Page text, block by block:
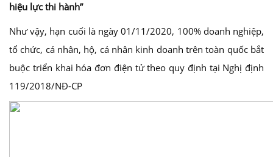
hiệu lực thi hành”
Như vậy, hạn cuối là ngày 01/11/2020, 100% doanh nghiệp,
tổ chức, cá nhân, hộ, cá nhân kinh doanh trên toàn quốc bắt
buộc triển khai hóa đơn điện tử theo quy định tại Nghị định
119/2018/NĐ-CP